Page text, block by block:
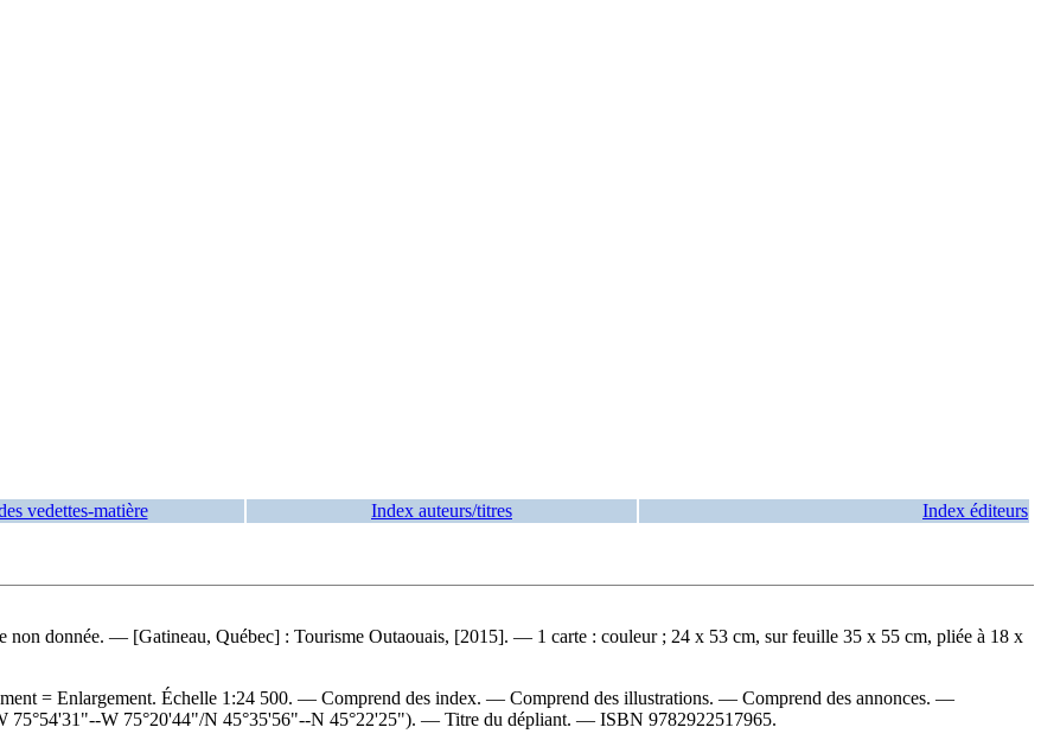
vedettes-matière Index auteurs/titres Index éditeurs
donnée. — [Gatineau, Québec] : Tourisme Outaouais, [2015]. — 1 carte : couleur ; 24 x 53 cm, sur feuille 35 x 55 cm, pliée à 18 x
= Enlargement. Échelle 1:24 500. — Comprend des index. — Comprend des illustrations. — Comprend des annonces. —
75°54'31"--W 75°20'44"/N 45°35'56"--N 45°22'25"). — Titre du dépliant. — ISBN 9782922517965.